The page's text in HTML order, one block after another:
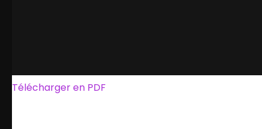
Télécharger en PDF